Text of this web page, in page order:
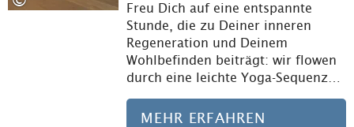
Freu Dich auf eine entspannte
Stunde, die zu Deiner inneren
Regeneration und Deinem
Wohlbefinden beiträgt: wir flowen
durch eine leichte Yoga-Sequenz…
MEHR ERFAHREN